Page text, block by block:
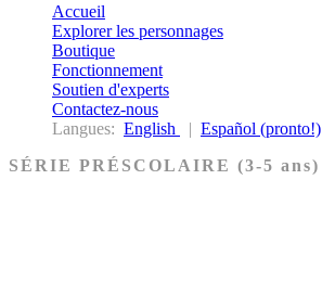
Accueil
Explorer les personnages
Boutique
Fonctionnement
Soutien d'experts
Contactez-nous
Langues: English | Español (pronto!)
SÉRIE PRÉSCOLAIRE (3-5 ans)